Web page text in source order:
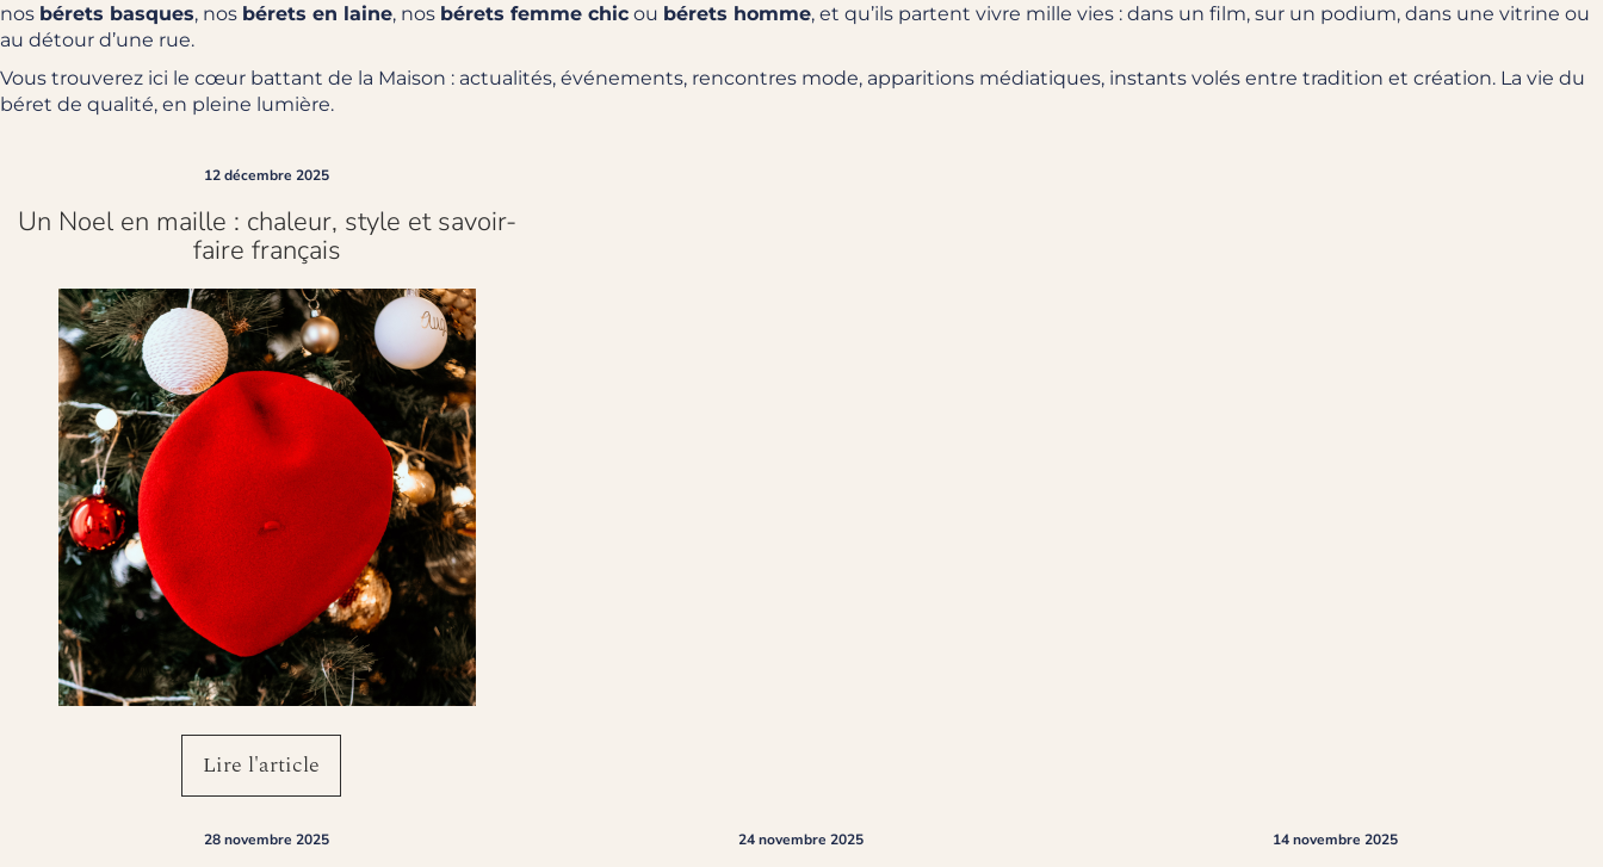
nos bérets basques, nos bérets en laine, nos bérets femme chic ou bérets homme, et qu’ils partent vivre mille vies : dans un film, sur un podium, dans une vitrine ou
au détour d’une rue.
Vous trouverez ici le cœur battant de la Maison : actualités, événements, rencontres mode, apparitions médiatiques, instants volés entre tradition et création. La vie du
béret de qualité, en pleine lumière.
12 décembre 2025
Un Noel en maille : chaleur, style et savoir-
faire français
Lire l'article
28 novembre 2025 24 novembre 2025 14 novembre 2025